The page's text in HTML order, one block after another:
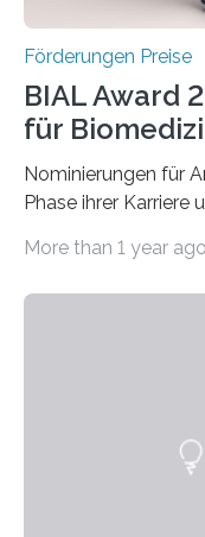
Förderungen Preise
BIAL Award
für
Nominierungen für
Phase ihrer Karriere
Leben gerufen, um
Foundation, des
More than 1 year ago